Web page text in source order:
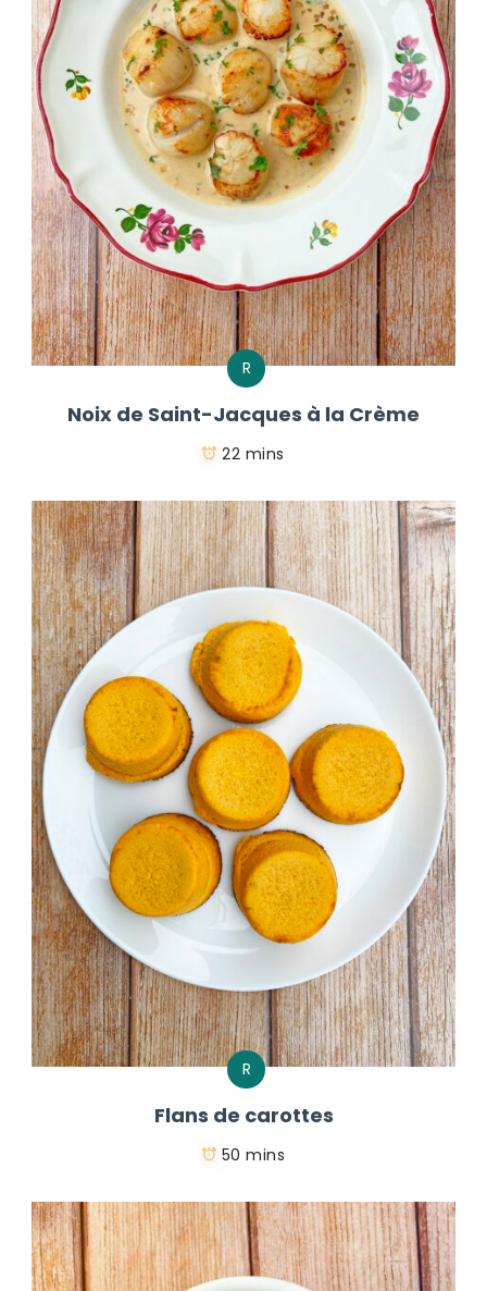
R
Noix de Saint-Jacques à la Crème
22 mins
R
Flans de carottes
50 mins